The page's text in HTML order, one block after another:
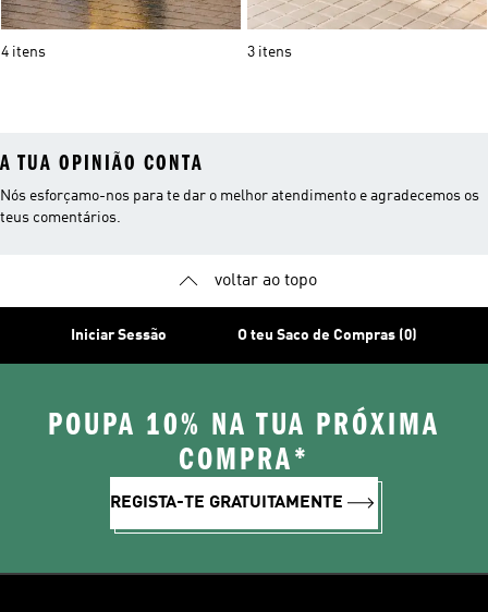
4 itens 3 itens
A TUA OPINIÃO CONTA
Nós esforçamo-nos para te dar o melhor atendimento e agradecemos os
teus comentários.
voltar ao topo
Iniciar Sessão O teu Saco de Compras (0)
POUPA 10% NA TUA PRÓXIMA
COMPRA*
REGISTA-TE GRATUITAMENTE